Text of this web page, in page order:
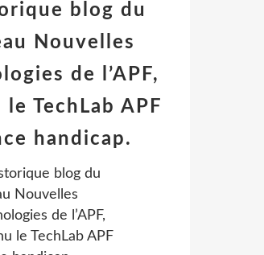
blog du
Nouvelles
de l’APF,
TechLab APF
handicap.